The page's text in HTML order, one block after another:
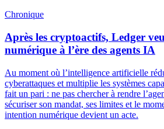
Chronique
Après les cryptoactifs, Ledger
numérique à l’ère des agents IA
Au moment où l’intelligence artificielle
cyberattaques et multiplie les systèmes
fait un pari : ne pas chercher à rendre
sécuriser son mandat, ses limites et le
intention numérique devient un acte.